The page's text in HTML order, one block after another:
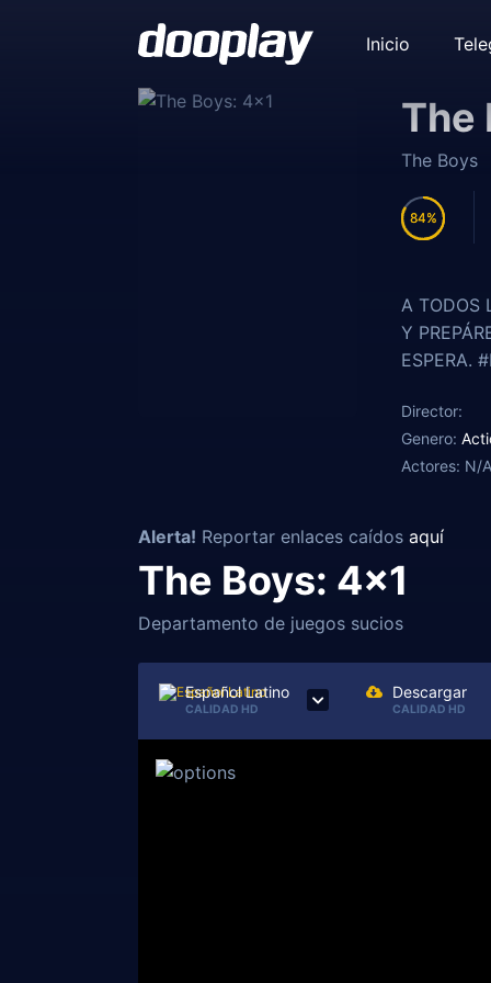
Inicio
The
The Boys
84
84
A TODOS
Y
ESPERA.
Director:
Genero:
Actores: N/A
Alerta! Reportar enlaces caídos aquí
The Boys: 4x1
Departamento de juegos sucios
Español Latino
CALIDAD HD
Descargar
CALIDAD HD